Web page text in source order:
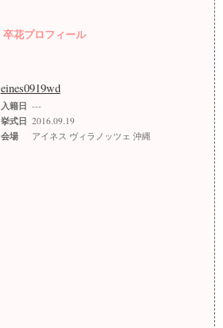
卒花プロフィール
eines0919wd
入籍日 ---
挙式日 2016.09.19
会場 アイネス ヴィラノッツェ 沖縄